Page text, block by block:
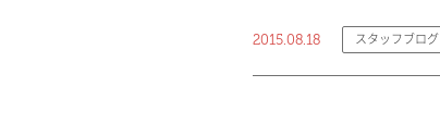
2015.08.18 スタッフブログ